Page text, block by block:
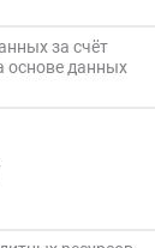
за счёт
основе данных